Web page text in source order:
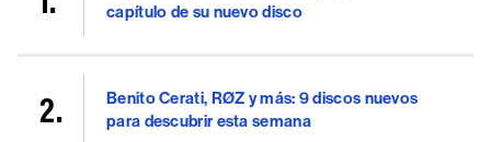
capítulo de su nuevo disco
Benito Cerati, RØZ y más: 9 discos nuevos
para descubrir esta semana